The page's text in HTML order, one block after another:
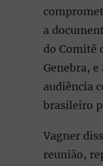
a
do Comitê
Genebra,
audiência
brasileiro
Vagner
reunião,